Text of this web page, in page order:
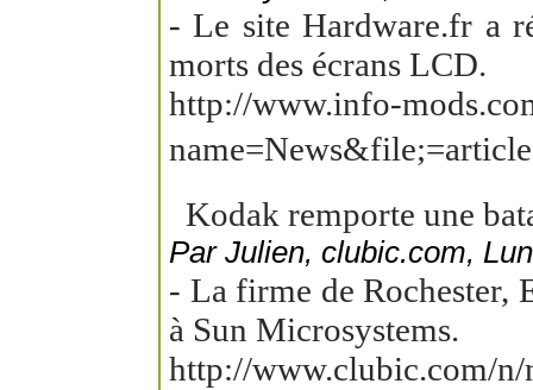
- Le site Hardware.fr a
morts des écrans LCD.
http://www.info-
Kodak remporte une
Par Julien, clubic.com,
- La firme de Rochester,
à Sun Microsystems.
http://www.clubic.com/